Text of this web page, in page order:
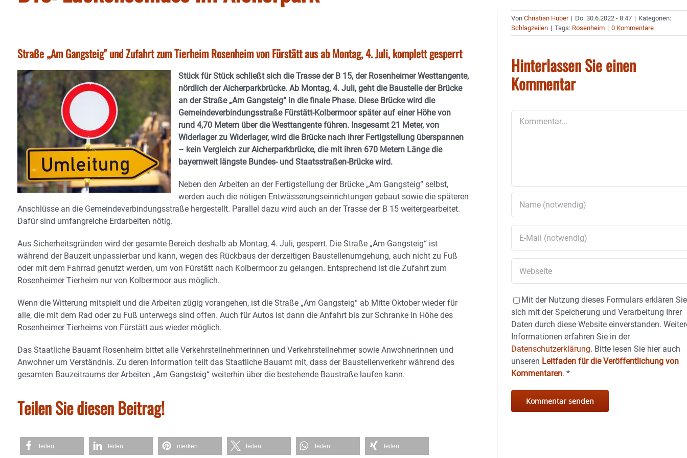
Straße „Am Gangsteig" und Zufahrt zum Tierheim Rosenheim von Fürstätt aus ab Montag, 4. Juli, komplett gesperrt
Stück für Stück schließt sich die Trasse der B 15, der Rosenheimer Westtangente,
nördlich der Aicherparkbrücke. Ab Montag, 4. Juli, geht die Baustelle der Brücke
an der Straße „Am Gangsteig“ in die finale Phase. Diese Brücke wird die
Gemeindeverbindungsstraße Fürstätt-Kolbermoor später auf einer Höhe von
rund 4,70 Metern über die Westtangente führen. Insgesamt 21 Meter, von
Widerlager zu Widerlager, wird die Brücke nach ihrer Fertigstellung überspannen
– kein Vergleich zur Aicherparkbrücke, die mit ihren 670 Metern Länge die
bayernweit längste Bundes- und Staatsstraßen-Brücke wird.
Neben den Arbeiten an der Fertigstellung der Brücke „Am Gangsteig“ selbst,
werden auch die nötigen Entwässerungseinrichtungen gebaut sowie die späteren
Anschlüsse an die Gemeindeverbindungsstraße hergestellt. Parallel dazu wird auch an der Trasse der B 15 weitergearbeitet.
Dafür sind umfangreiche Erdarbeiten nötig.
Aus Sicherheitsgründen wird der gesamte Bereich deshalb ab Montag, 4. Juli, gesperrt. Die Straße „Am Gangsteig“ ist
während der Bauzeit unpassierbar und kann, wegen des Rückbaus der derzeitigen Baustellenumgehung, auch nicht zu Fuß
oder mit dem Fahrrad genutzt werden, um von Fürstätt nach Kolbermoor zu gelangen. Entsprechend ist die Zufahrt zum
Rosenheimer Tierheim nur von Kolbermoor aus möglich.
Wenn die Witterung mitspielt und die Arbeiten zügig vorangehen, ist die Straße „Am Gangsteig“ ab Mitte Oktober wieder für
alle, die mit dem Rad oder zu Fuß unterwegs sind offen. Auch für Autos ist dann die Anfahrt bis zur Schranke in Höhe des
Rosenheimer Tierheims von Fürstätt aus wieder möglich.
Das Staatliche Bauamt Rosenheim bittet alle Verkehrsteilnehmerinnen und Verkehrsteilnehmer sowie Anwohnerinnen und
Anwohner um Verständnis. Zu deren Information teilt das Staatliche Bauamt mit, dass der Baustellenverkehr während des
gesamten Bauzeitraums der Arbeiten „Am Gangsteig“ weiterhin über die bestehende Baustraße laufen kann.
Teilen Sie diesen Beitrag!
teilen teilen merken teilen teilen teilen
VonChristian Huber | Do. 30.6.2022 - 8:47 | Kategorien:
Schlagzeilen | Tags: Rosenheim | 0 Kommentare
Hinterlassen Sie einen
Kommentar
Mit der Nutzung dieses Formulars erklären Sie
sich mit der Speicherung und Verarbeitung Ihrer
Daten durch diese Website einverstanden.
Informationen erfahren Sie in der
Datenschutzerklärung. Bitte lesen Sie hier auch
unseren Leitfaden für die Veröffentlichung von
Kommentaren.*